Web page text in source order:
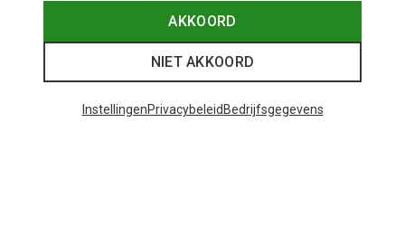
AKKOORD
NIET AKKOORD
InstellingenPrivacybeleid Bedrijfsgegevens